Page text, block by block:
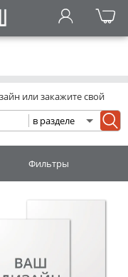
или закажите свой
Фильтры